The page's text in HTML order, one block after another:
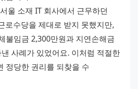
울 소재 IT 회사에서 근무하던
로수당을 제대로 받지 못했지만,
불임금 2,300만원과 지연손해금
사례가 있었어요. 이처럼 적절한
정당한 권리를 되찾을 수